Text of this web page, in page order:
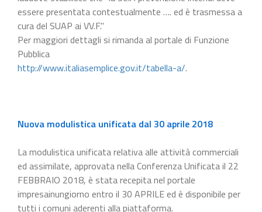
essere presentata contestualmente …. ed è trasmessa a
cura del SUAP ai VV.F."
Per maggiori dettagli si rimanda al portale di Funzione
Pubblica
http://www.italiasemplice.gov.it/tabella-a/.
Nuova modulistica unificata dal 30 aprile 2018
La modulistica unificata relativa alle attività commerciali
ed assimilate, approvata nella Conferenza Unificata il 22
FEBBRAIO 2018, è stata recepita nel portale
impresainungiorno entro il 30 APRILE ed è disponibile per
tutti i comuni aderenti alla piattaforma.